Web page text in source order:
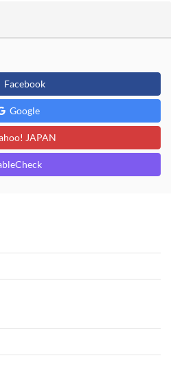
Facebook
Google
JAPAN